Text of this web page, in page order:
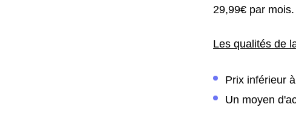
29,99€ par mois.
Les qualités de
Prix inférieur
Un moyen